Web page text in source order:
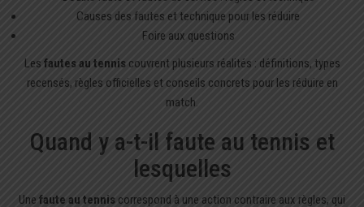
Causes des fautes et technique pour les réduire
Foire aux questions
Les fautes au tennis couvrent plusieurs réalités : définitions, types
recensés, règles officielles et conseils concrets pour les réduire en
match.
Quand y a-t-il faute au tennis et
lesquelles
Une faute au tennis correspond à une action contraire aux règles, qui